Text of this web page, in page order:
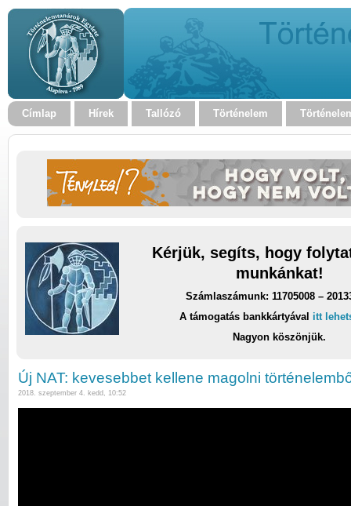
Címlap Hírek Tallózó Történelem
Kérjük, segíts, hogy
munkánkat!
Számlaszámunk: 11705008 –
A támogatás bankkártyával itt
Nagyon köszönjük.
Új NAT: kevesebbet kellene magolni
2018. szeptember 4. kedd, 10:52